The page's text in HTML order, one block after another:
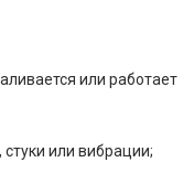
или работает
или вибрации;